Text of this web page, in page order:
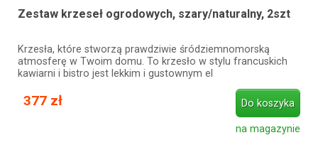
Zestaw krzeseł ogrodowych, szary/naturalny, 2szt
Krzesła, które stworzą prawdziwie śródziemnomorską
atmosferę w Twoim domu. To krzesło w stylu francuskich
kawiarni i bistro jest lekkim i gustownym el
377 zł Do koszyka
na magazynie